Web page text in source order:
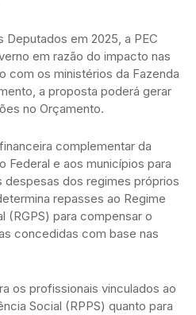
Deputados em 2025, a PEC
em razão do impacto nas
com os ministérios da Fazenda
a proposta poderá gerar
no Orçamento.
complementar da
Federal e aos municípios para
despesas dos regimes próprios
repasses ao Regime
(RGPS) para compensar o
concedidas com base nas
os profissionais vinculados ao
Social (RPPS) quanto para